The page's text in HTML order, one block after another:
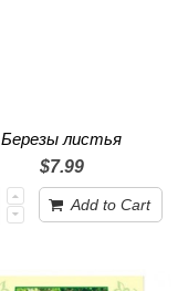
Березы листья
$7.99
Add to Cart